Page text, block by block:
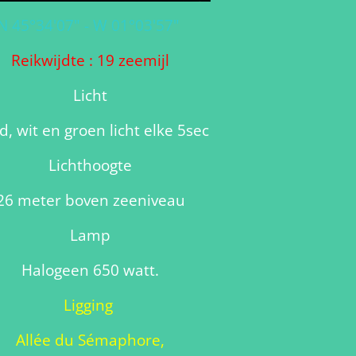
45°34'07" - W 01°03'57"
Reikwijdte : 19 zeemijl
Licht
wit en groen licht elke 5sec
Lichthoogte
meter boven zeeniveau
Lamp
Halogeen 650 watt.
Ligging
Allée du Sémaphore,